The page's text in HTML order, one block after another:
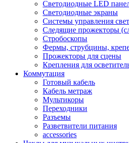
Светодиодные LED
Светодиодные экраны
Системы управления
Следящие прожекторы
Стробоскопы
Фермы, струбцины,
Прожекторы для сцены
Крепления для
Коммутация
Готовый кабель
Кабель метраж
Мультикоры
Переходники
Разъемы
Разветвители питания
accessories